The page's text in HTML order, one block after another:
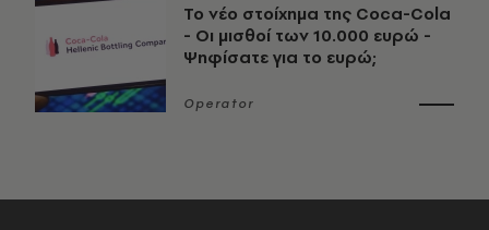
Το νέο στοίχημα της Coca-Cola
- Οι μισθοί των 10.000 ευρώ -
Ψηφίσατε για το ευρώ;
Operator